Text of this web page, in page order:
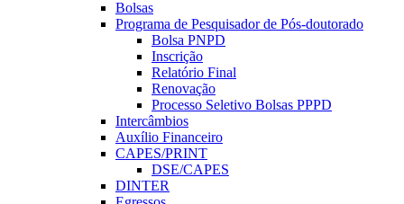
Bolsas
Programa de Pesquisador de Pós-doutorado
Bolsa PNPD
Inscrição
Relatório Final
Renovação
Processo Seletivo Bolsas PPPD
Intercâmbios
Auxílio Financeiro
CAPES/PRINT
DSE/CAPES
DINTER